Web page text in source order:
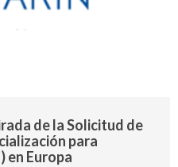
de la Solicitud de
para
en Europa